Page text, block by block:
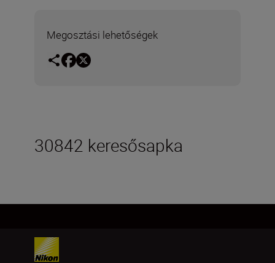
Megosztási lehetőségek
30842 keresősapka